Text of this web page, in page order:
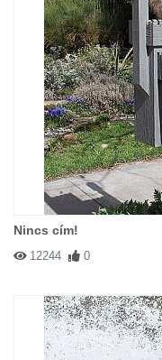
Nincs cím!
12244 0